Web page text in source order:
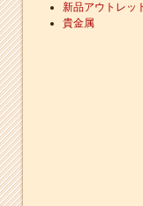
新品アウトレッ
貴金属